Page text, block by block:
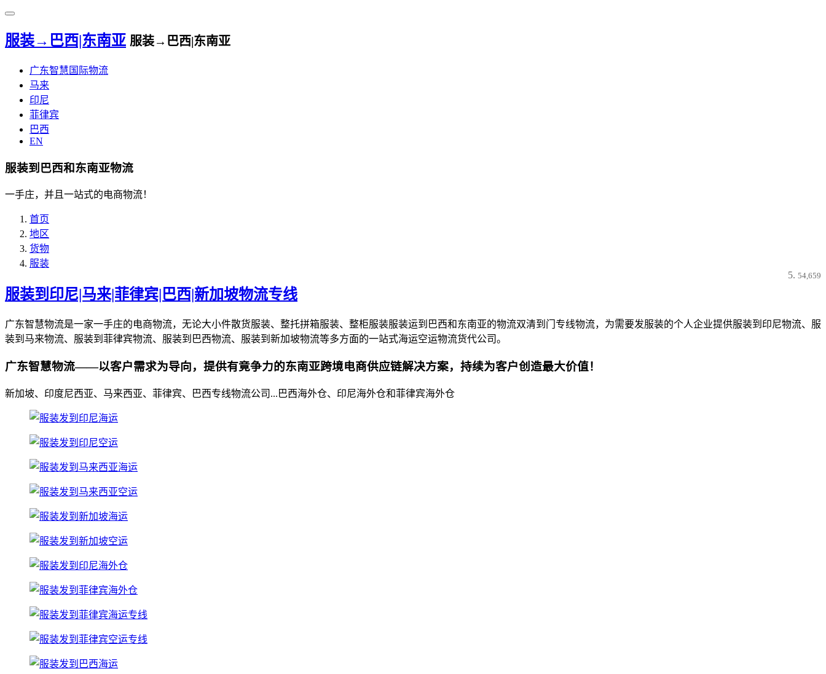
服装→巴西|东南亚 服装→巴西|东南亚
广东智慧国际物流
马来
印尼
菲律宾
巴西
EN
服装到巴西和东南亚物流
一手庄，并且一站式的电商物流！
首页
地区
货物
服装
54,659
服装到印尼|马来|菲律宾|巴西|新加坡物流专线
广东智慧物流是一家一手庄的电商物流，无论大小件散货服装、整托拼箱服装、整柜服装服装运到巴西和东南亚的物流双清到门专线物流，为需要发服装的个人企业提供服装到印尼物流、服
装到马来物流、服装到菲律宾物流、服装到巴西物流、服装到新加坡物流等多方面的一站式海运空运物流货代公司。
广东智慧物流——以客户需求为导向，提供有竟争力的东南亚跨境电商供应链解决方案，持续为客户创造最大价值！
新加坡、印度尼西亚、马来西亚、菲律宾、巴西专线物流公司...巴西海外仓、印尼海外仓和菲律宾海外仓